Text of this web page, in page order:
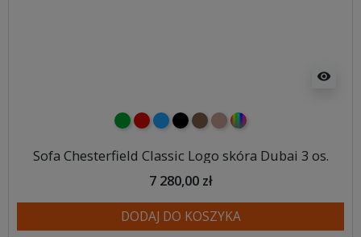
visibility
zielonyczerwony
niebieski
czarnybrązowy
jasnobrązowy
wybór koloru
Sofa Chesterfield Classic Logo skóra Dubai 3 os.
7 280,00 zł
DODAJ DO KOSZYKA